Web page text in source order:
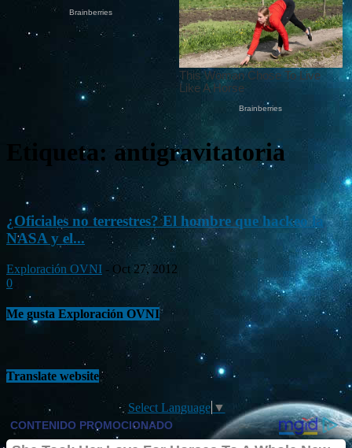
Etiqueta: antigravitatoria
¿Oficiales no terrestres? El hombre que hackeo la
NASA y el...
Exploración OVNI - Oct 27, 2012
0
Me gusta Exploración OVNI
Translate website
Select Language ▼